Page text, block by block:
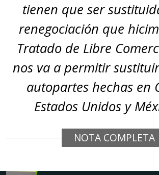
tienen que ser
renegociación que
Tratado de Libre
nos va a permitir
autopartes hechas en
Estados Unidos y
NOTA COMPLETA